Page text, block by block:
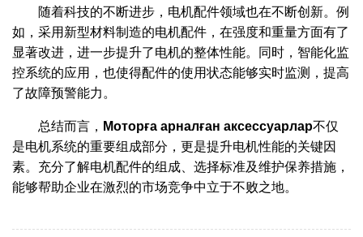
随着科技的不断进步，电机配件领域也在不断创新。例
如，采用新型材料制造的电机配件，在强度和重量方面有了
显著改进，进一步提升了电机的整体性能。同时，智能化监
控系统的应用，也使得配件的使用状态能够实时监测，提高
了故障预警能力。
总结而言， Моторға арналған аксессуарлар不仅
是电机系统的重要组成部分，更是提升电机性能的关键因
素。充分了解电机配件的组成、选择标准及维护保养措施，
能够帮助企业在激烈的市场竞争中立于不败之地。